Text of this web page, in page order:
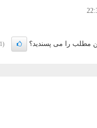
مطلب را می پسندید؟ (1)